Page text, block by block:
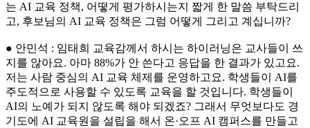
는 AI 교육 정책, 어떻게 평가하시는지 짧게 한 말씀 부탁드리
고, 후보님의 AI 교육 정책은 그럼 어떻게 그리고 계십니까?
● 안민석 : 임태희 교육감께서 하시는 하이러닝은 교사들이 쓰
지를 않아요. 아마 88%가 안 쓴다고 응답을 한 결과가 있고요.
저는 사람 중심의 AI 교육 체제를 운영하고요. 학생들이 AI를
주도적으로 사용할 수 있도록 교육을 할 것입니다. 학생들이
AI의 노예가 되지 않도록 해야 되겠죠? 그래서 무엇보다도 경
기도에 AI 교육원을 설립을 해서 온·오프 AI 캠퍼스를 만들고